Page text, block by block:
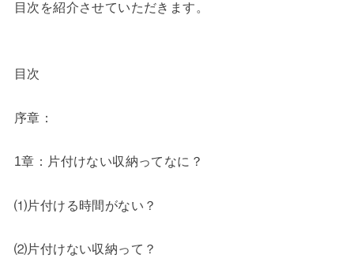
目次を紹介させていただきます。
目次
序章：
1章：片付けない収納ってなに？
⑴片付ける時間がない？
⑵片付けない収納って？